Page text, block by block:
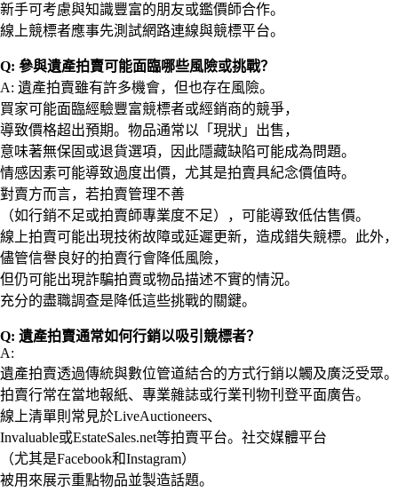
新手可考慮與知識豐富的朋友或鑑價師合作。
線上競標者應事先測試網路連線與競標平台。
Q: 參與遺產拍賣可能面臨哪些風險或挑戰？
A: 遺產拍賣雖有許多機會，但也存在風險。
買家可能面臨經驗豐富競標者或經銷商的競爭，
導致價格超出預期。物品通常以「現狀」出售，
意味著無保固或退貨選項，因此隱藏缺陷可能成為問題。
情感因素可能導致過度出價，尤其是拍賣具紀念價值時。
對賣方而言，若拍賣管理不善
（如行銷不足或拍賣師專業度不足），可能導致低估售價。
線上拍賣可能出現技術故障或延遲更新，造成錯失競標。此外，
儘管信譽良好的拍賣行會降低風險，
但仍可能出現詐騙拍賣或物品描述不實的情況。
充分的盡職調查是降低這些挑戰的關鍵。
Q: 遺產拍賣通常如何行銷以吸引競標者？
A:
遺產拍賣透過傳統與數位管道結合的方式行銷以觸及廣泛受眾。
拍賣行常在當地報紙、專業雜誌或行業刊物刊登平面廣告。
線上清單則常見於LiveAuctioneers、
Invaluable或EstateSales.net等拍賣平台。社交媒體平台
（尤其是Facebook和Instagram）
被用來展示重點物品並製造話題。